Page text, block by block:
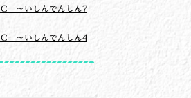
～いしんでんしん7
～いしんでんしん4